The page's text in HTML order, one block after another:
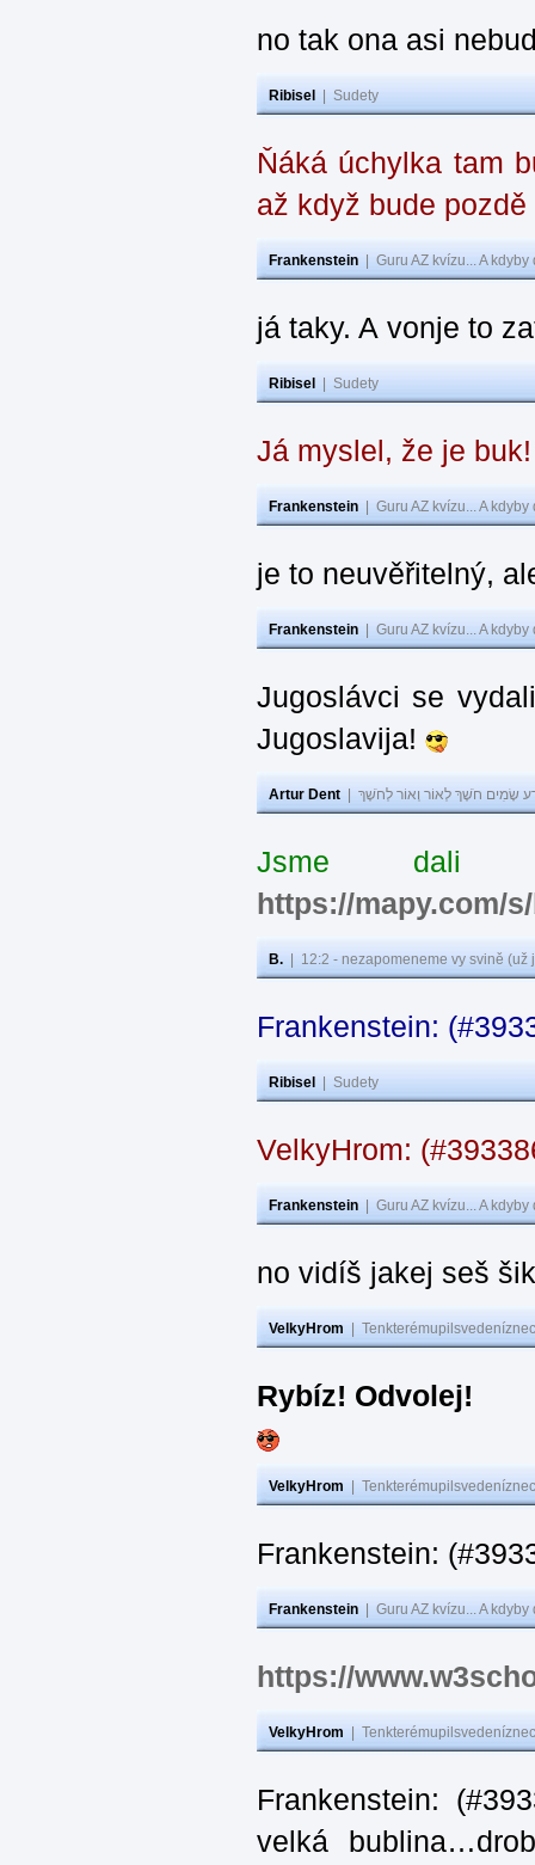
no tak ona asi
Ribisel Sudety
Ňáká úchylka tam
až když bude pozdě
Frankenstein Guru AZ kvízu... A
já taky. A vonje to
Ribisel Sudety
Já myslel, že je
Frankenstein Guru AZ kvízu... A
je to neuvěřitelný,
Frankenstein Guru AZ kvízu... A
Jugoslávci se
Jugoslavija!
Artur Dent שָׂמִים חֹשֶׁךְ לְאוֹר וְאוֹר לְחֹשֶׁךְ
Jsme dali
https://mapy.com/
B. 12:2 - nezapomeneme vy svině
Frankenstein:
Ribisel Sudety
VelkyHrom:
Frankenstein Guru AZ kvízu... A
no vidíš jakej seš
VelkyHrom
Rybíz! Odvolej!
VelkyHrom
Frankenstein:
Frankenstein Guru AZ kvízu... A
https://
VelkyHrom
Frankenstein:
velká